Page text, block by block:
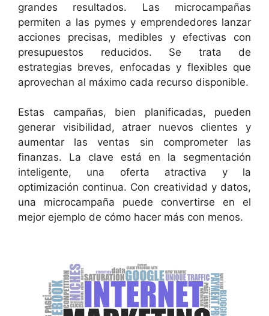
grandes resultados. Las microcampañas
permiten a las pymes y emprendedores lanzar
acciones precisas, medibles y efectivas con
presupuestos reducidos. Se trata de
estrategias breves, enfocadas y flexibles que
aprovechan al máximo cada recurso disponible.
Estas campañas, bien planificadas, pueden
generar visibilidad, atraer nuevos clientes y
aumentar las ventas sin comprometer las
finanzas. La clave está en la segmentación
inteligente, una oferta atractiva y la
optimización continua. Con creatividad y datos,
una microcampaña puede convertirse en el
mejor ejemplo de cómo hacer más con menos.